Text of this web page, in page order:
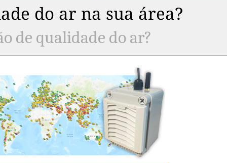
do ar na sua área?
de qualidade do ar?